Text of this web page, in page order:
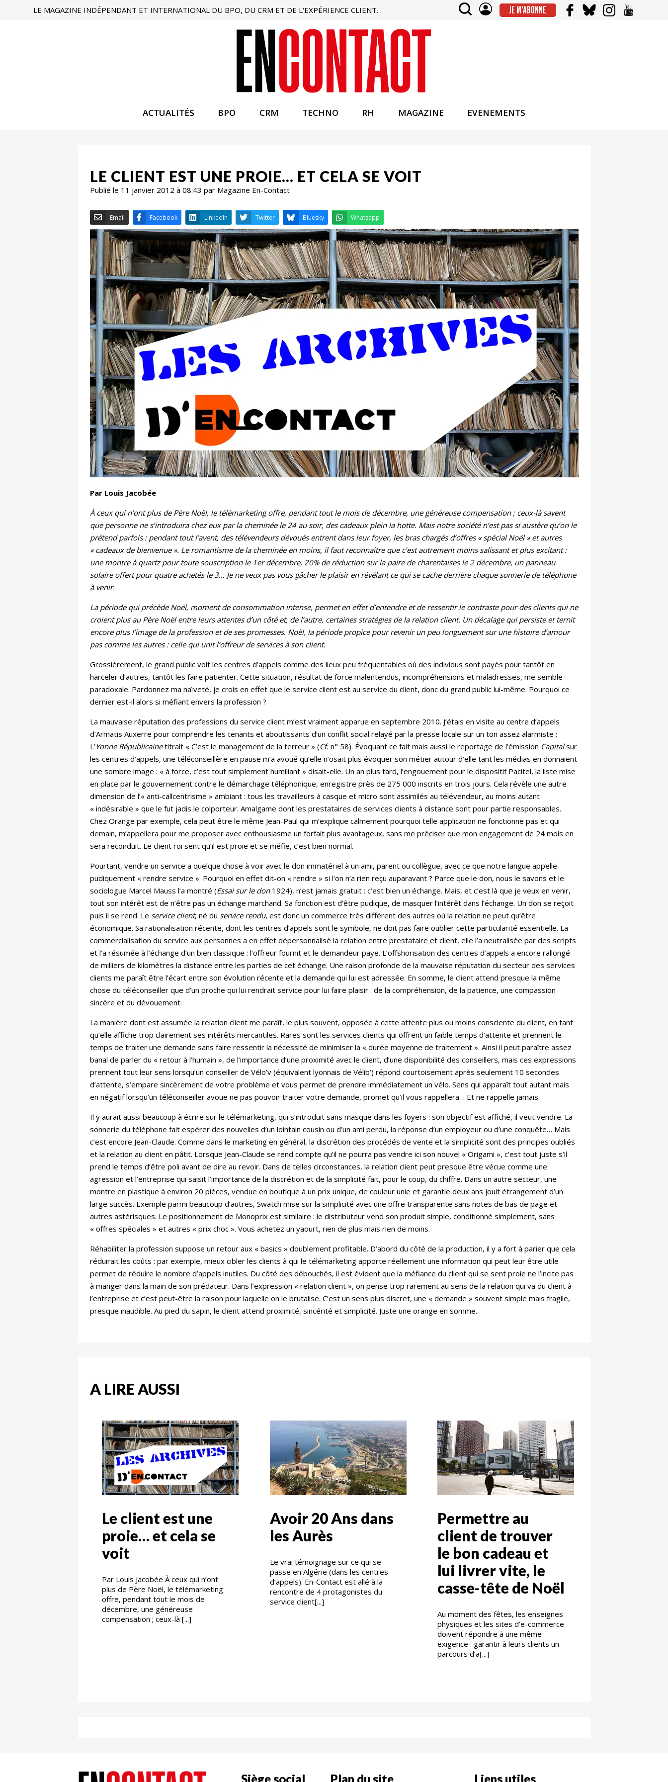
LE MAGAZINE INDÉPENDANT ET INTERNATIONAL DU BPO, DU CRM ET DE L'EXPÉRIENCE CLIENT. JE M'ABONNE
ACTUALITÉS BPO CRM TECHNO RH MAGAZINE EVENEMENTS
LE CLIENT EST UNE PROIE… ET CELA SE VOIT
Publié le 11 janvier 2012 à 08:43 par Magazine En-Contact
Facebook LinkedIn Twitter Bluesky Whatsapp
Par Louis Jacobée
À ceux qui n’ont plus de Père Noël, le télémarketing offre, pendant tout le mois de décembre, une généreuse compensation ; ceux-là savent
que personne ne s’introduira chez eux par la cheminée le 24 au soir, des cadeaux plein la hotte. Mais notre société n’est pas si austère qu’on le
prétend parfois : pendant tout l’avent, des télévendeurs dévoués entrent dans leur foyer, les bras chargés d’offres « spécial Noël » et autres
« cadeaux de bienvenue ». Le romantisme de la cheminée en moins, il faut reconnaître que c’est autrement moins salissant et plus excitant :
une montre à quartz pour toute souscription le 1er décembre, 20% de réduction sur la paire de charentaises le 2 décembre, un panneau
solaire offert pour quatre achetés le 3… Je ne veux pas vous gâcher le plaisir en révélant ce qui se cache derrière chaque sonnerie de téléphone
à venir.
La période qui précède Noël, moment de consommation intense, permet en effet d’entendre et de ressentir le contraste pour des clients qui ne
croient plus au Père Noël entre leurs attentes d’un côté et, de l’autre, certaines stratégies de la relation client. Un décalage qui persiste et ternit
encore plus l’image de la profession et de ses promesses. Noël, la période propice pour revenir un peu longuement sur une histoire d’amour
pas comme les autres : celle qui unit l’offreur de services à son client.
Grossièrement, le grand public voit les centres d’appels comme des lieux peu fréquentables où des individus sont payés pour tantôt en
harceler d’autres, tantôt les faire patienter. Cette situation, résultat de force malentendus, incompréhensions et maladresses, me semble
paradoxale. Pardonnez ma naïveté, je crois en effet que le service client est au service du client, donc du grand public lui-même. Pourquoi ce
dernier est-il alors si méfiant envers la profession ?
La mauvaise réputation des professions du service client m’est vraiment apparue en septembre 2010. J’étais en visite au centre d’appels
d’Armatis Auxerre pour comprendre les tenants et aboutissants d’un conflit social relayé par la presse locale sur un ton assez alarmiste ;
L’Yonne Républicainetitrait « C’est le management de la terreur » (Cf. n° 58). Évoquant ce fait mais aussi le reportage de l’émission Capitalsur
les centres d’appels, une téléconseillère en pause m’a avoué qu’elle n’osait plus évoquer son métier autour d’elle tant les médias en donnaient
une sombre image : « à force, c’est tout simplement humiliant » disait-elle. Un an plus tard, l’engouement pour le dispositif Pacitel, la liste mise
en place par le gouvernement contre le démarchage téléphonique, enregistre près de 275 000 inscrits en trois jours. Cela révèle une autre
dimension de l’« anti-callcentrisme » ambiant : tous les travailleurs à casque et micro sont assimilés au télévendeur, au moins autant
« indésirable » que le fut jadis le colporteur. Amalgame dont les prestataires de services clients à distance sont pour partie responsables.
Chez Orange par exemple, cela peut être le même Jean-Paul qui m’explique calmement pourquoi telle application ne fonctionne pas et qui
demain, m’appellera pour me proposer avec enthousiasme un forfait plus avantageux, sans me préciser que mon engagement de 24 mois en
sera reconduit. Le client roi sent qu’il est proie et se méfie, c’est bien normal.
Pourtant, vendre un service a quelque chose à voir avec le don immatériel à un ami, parent ou collègue, avec ce que notre langue appelle
pudiquement « rendre service ». Pourquoi en effet dit-on « rendre » si l’on n’a rien reçu auparavant ? Parce que le don, nous le savons et le
sociologue Marcel Mauss l’a montré (Essai sur le don1924), n’est jamais gratuit : c’est bien un échange. Mais, et c’est là que je veux en venir,
tout son intérêt est de n’être pas un échange marchand. Sa fonction est d’être pudique, de masquer l’intérêt dans l’échange. Un don se reçoit
puis il se rend. Le service client, né du service rendu, est donc un commerce très différent des autres où la relation ne peut qu’être
économique. Sa rationalisation récente, dont les centres d’appels sont le symbole, ne doit pas faire oublier cette particularité essentielle. La
commercialisation du service aux personnes a en effet dépersonnalisé la relation entre prestataire et client, elle l’a neutralisée par des scripts
et l’a résumée à l’échange d’un bien classique : l’offreur fournit et le demandeur paye. L’offshorisation des centres d’appels a encore rallongé
de milliers de kilomètres la distance entre les parties de cet échange. Une raison profonde de la mauvaise réputation du secteur des services
clients me paraît être l’écart entre son évolution récente et la demande qui lui est adressée. En somme, le client attend presque la même
chose du téléconseiller que d’un proche qui lui rendrait service pour lui faire plaisir : de la compréhension, de la patience, une compassion
sincère et du dévouement.
La manière dont est assumée la relation client me paraît, le plus souvent, opposée à cette attente plus ou moins consciente du client, en tant
qu’elle affiche trop clairement ses intérêts mercantiles. Rares sont les services clients qui offrent un faible temps d’attente et prennent le
temps de traiter une demande sans faire ressentir la nécessité de minimiser la « durée moyenne de traitement ». Ainsi il peut paraître assez
banal de parler du « retour à l’humain », de l’importance d’une proximité avec le client, d’une disponibilité des conseillers, mais ces expressions
prennent tout leur sens lorsqu’un conseiller de Vélo’v (équivalent lyonnais de Vélib’) répond courtoisement après seulement 10 secondes
d’attente, s’empare sincèrement de votre problème et vous permet de prendre immédiatement un vélo. Sens qui apparaît tout autant mais
en négatif lorsqu’un téléconseiller avoue ne pas pouvoir traiter votre demande, promet qu’il vous rappellera… Et ne rappelle jamais.
Il y aurait aussi beaucoup à écrire sur le télémarketing, qui s’introduit sans masque dans les foyers : son objectif est affiché, il veut vendre. La
sonnerie du téléphone fait espérer des nouvelles d’un lointain cousin ou d’un ami perdu, la réponse d’un employeur ou d’une conquête… Mais
c’est encore Jean-Claude. Comme dans le marketing en général, la discrétion des procédés de vente et la simplicité sont des principes oubliés
et la relation au client en pâtit. Lorsque Jean-Claude se rend compte qu’il ne pourra pas vendre ici son nouvel « Origami », c’est tout juste s’il
prend le temps d’être poli avant de dire au revoir. Dans de telles circonstances, la relation client peut presque être vécue comme une
agression et l’entreprise qui saisit l’importance de la discrétion et de la simplicité fait, pour le coup, du chiffre. Dans un autre secteur, une
montre en plastique à environ 20 pièces, vendue en boutique à un prix unique, de couleur unie et garantie deux ans jouit étrangement d’un
large succès. Exemple parmi beaucoup d’autres, Swatch mise sur la simplicité avec une offre transparente sans notes de bas de page et
autres astérisques. Le positionnement de Monoprix est similaire : le distributeur vend son produit simple, conditionné simplement, sans
« offres spéciales » et autres « prix choc ». Vous achetez un yaourt, rien de plus mais rien de moins.
Réhabiliter la profession suppose un retour aux « basics » doublement profitable. D’abord du côté de la production, il y a fort à parier que cela
réduirait les coûts : par exemple, mieux cibler les clients à qui le télémarketing apporte réellement une information qui peut leur être utile
permet de réduire le nombre d’appels inutiles. Du côté des débouchés, il est évident que la méfiance du client qui se sent proie ne l’incite pas
à manger dans la main de son prédateur. Dans l’expression « relation client », on pense trop rarement au sens de la relation qui va du client à
l’entreprise et c’est peut-être la raison pour laquelle on le brutalise. C’est un sens plus discret, une « demande » souvent simple mais fragile,
presque inaudible. Au pied du sapin, le client attend proximité, sincérité et simplicité. Juste une orange en somme.
A LIRE AUSSI
Le client est une
proie… et cela se
voit
Par Louis Jacobée À ceux qui n’ont
plus de Père Noël, le télémarketing
offre, pendant tout le mois de
décembre, une généreuse
compensation ; ceux-là [...]
Avoir 20 Ans dans
les Aurès
Le vrai témoignage sur ce qui se
passe en Algérie (dans les centres
d’appels). En-Contact est allé à la
rencontre de 4 protagonistes du
service client[...]
Permettre au
client de trouver
le bon cadeau et
lui livrer vite, le
casse-tête de Noël
Au moment des fêtes, les enseignes
physiques et les sites d’e-commerce
doivent répondre à une même
exigence : garantir à leurs clients un
parcours d’a[...]
Siège social Plan du site Liens utiles